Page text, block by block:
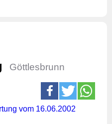
Göttlesbrunn
vom 16.06.2002